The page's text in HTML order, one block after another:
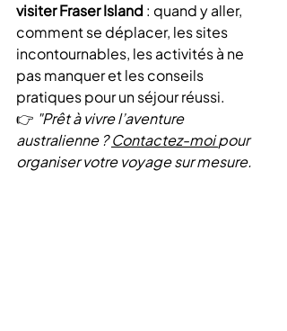
visiter Fraser Island : quand y aller,
comment se déplacer, les sites
incontournables, les activités à ne
pas manquer et les conseils
pratiques pour un séjour réussi.
👉 "Prêt à vivre l’aventure
australienne ? Contactez-moi pour
organiser votre voyage sur mesure.